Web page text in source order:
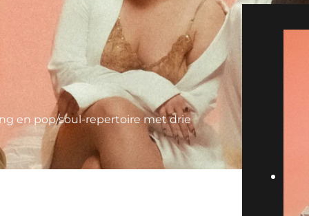
en pop/soul-repertoire met drie